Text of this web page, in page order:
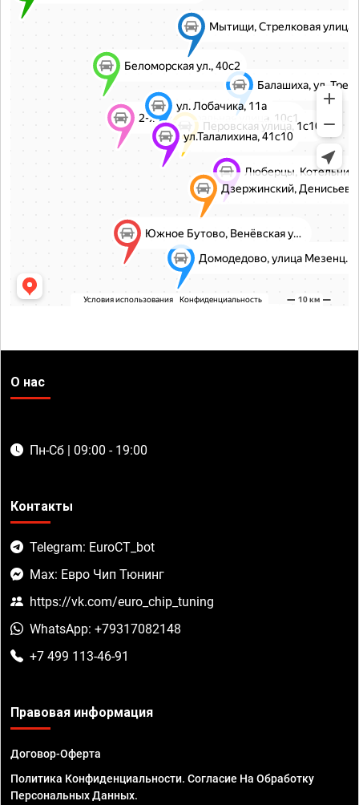
О нас
Пн-Сб | 09:00 - 19:00
Контакты
Telegram: EuroCT_bot
Max: Евро Чип Тюнинг
https://vk.com/euro_chip_tuning
WhatsApp: +79317082148
+7 499 113-46-91
Правовая информация
Договор-Оферта
Политика Конфиденциальности. Согласие На Обработку
Персональных Данных.